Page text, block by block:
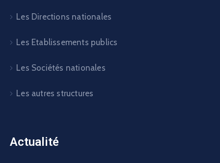
Les Directions nationales
Les Etablissements publics
Les Sociétés nationales
Les autres structures
Actualité